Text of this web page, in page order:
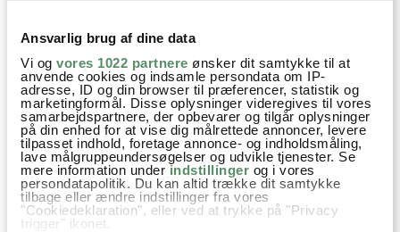
Ansvarlig brug af dine data
Vi og vores 1022 partnere ønsker dit samtykke til at
anvende cookies og indsamle persondata om IP-
adresse, ID og din browser til præferencer, statistik og
marketingformål. Disse oplysninger videregives til vores
samarbejdspartnere, der opbevarer og tilgår oplysninger
på din enhed for at vise dig målrettede annoncer, levere
tilpasset indhold, foretage annonce- og indholdsmåling,
lave målgruppeundersøgelser og udvikle tjenester. Se
mere information underindstillinger og i vores
persondatapolitik. Du kan altid trække dit samtykke
tilbage eller ændre indstillinger fra vores
"Cookiedeklaration", eller ved at trykke på "Privacy
trigger" ikonet.
:
21. februar 2017 kl. 19:58
Lyder som en skøn ferie :-)
Nu er der jo snart MGP, som vi herhjemme eeelsker! Og i år
holder vi en lille fest for alle klassens piger, hvor de skal se
showet. Blir SÅ sjovt og hyggeligt :-) DR har sådan noget fint
pynt man kan printe, og jeg tror rigtig mange familier
hygger sig med at se showet. Hvad siger du til at lave et
indlæg med nogle ideer til gode snacks og festlige drinks,